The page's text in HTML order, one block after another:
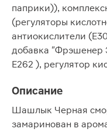
паприки)),
(регуляторы
антиокислители
добавка "Фрэшенер
Е262 ), регулятор
Описание
Шашлык Черная
замаринован в